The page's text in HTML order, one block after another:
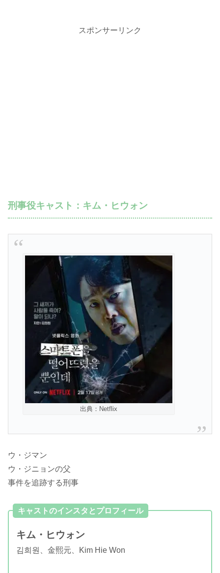
スポンサーリンク
刑事役キャスト：キム・ヒウォン
出典：Netflix
ウ・ジマン
ウ・ジニョンの父
事件を追跡する刑事
キャストのインスタとプロフィール
キム・ヒウォン
김희원、金熙元、Kim Hie Won